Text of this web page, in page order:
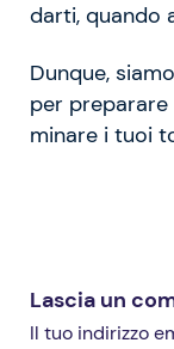
darti, quando
Dunque,
per preparare
minare i tuoi
Lascia un
Il tuo indirizzo